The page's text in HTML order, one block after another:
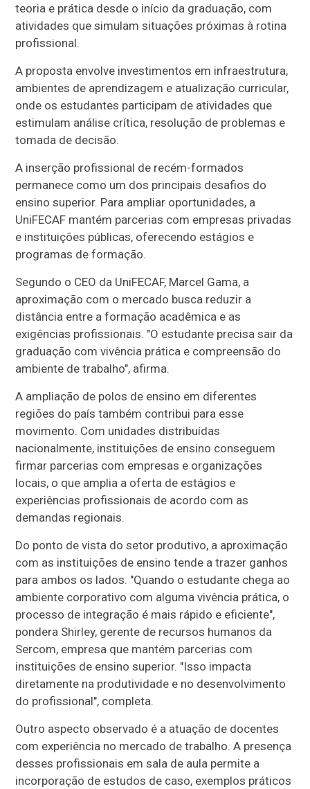
teoria e prática desde o início da graduação, com
atividades que simulam situações próximas à rotina
profissional.
A proposta envolve investimentos em infraestrutura,
ambientes de aprendizagem e atualização curricular,
onde os estudantes participam de atividades que
estimulam análise crítica, resolução de problemas e
tomada de decisão.
A inserção profissional de recém-formados
permanece como um dos principais desafios do
ensino superior. Para ampliar oportunidades, a
UniFECAF mantém parcerias com empresas privadas
e instituições públicas, oferecendo estágios e
programas de formação.
Segundo o CEO da UniFECAF, Marcel Gama, a
aproximação com o mercado busca reduzir a
distância entre a formação acadêmica e as
exigências profissionais. "O estudante precisa sair da
graduação com vivência prática e compreensão do
ambiente de trabalho", afirma.
A ampliação de polos de ensino em diferentes
regiões do país também contribui para esse
movimento. Com unidades distribuídas
nacionalmente, instituições de ensino conseguem
firmar parcerias com empresas e organizações
locais, o que amplia a oferta de estágios e
experiências profissionais de acordo com as
demandas regionais.
Do ponto de vista do setor produtivo, a aproximação
com as instituições de ensino tende a trazer ganhos
para ambos os lados. "Quando o estudante chega ao
ambiente corporativo com alguma vivência prática, o
processo de integração é mais rápido e eficiente",
pondera Shirley, gerente de recursos humanos da
Sercom, empresa que mantém parcerias com
instituições de ensino superior. "Isso impacta
diretamente na produtividade e no desenvolvimento
do profissional", completa.
Outro aspecto observado é a atuação de docentes
com experiência no mercado de trabalho. A presença
desses profissionais em sala de aula permite a
incorporação de estudos de caso, exemplos práticos